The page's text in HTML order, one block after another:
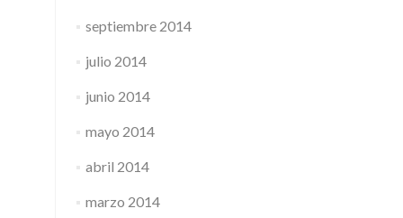
septiembre 2014
julio 2014
junio 2014
mayo 2014
abril 2014
marzo 2014